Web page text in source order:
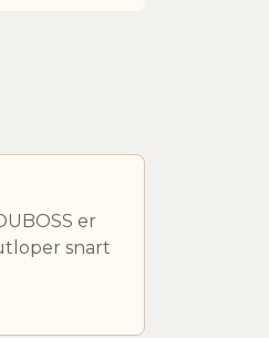
er
snart